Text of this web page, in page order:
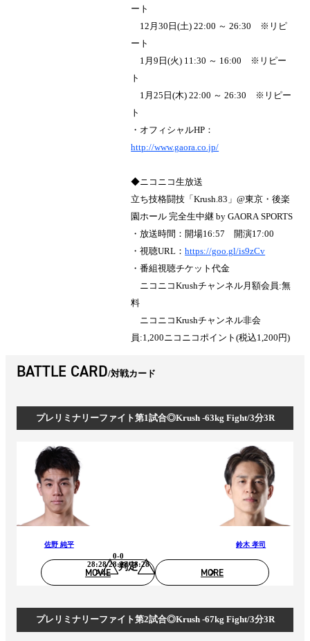
ート
12月30日(土) 22:00 ～ 26:30 ※リピ
ート
1月9日(火) 11:30 ～ 16:00 ※リピー
ト
1月25日(木) 22:00 ～ 26:30 ※リピー
ト
・オフィシャルHP：
http://www.gaora.co.jp/
◆ニコニコ生放送
立ち技格闘技「Krush.83」@東京・後楽
園ホール 完全生中継 by GAORA SPORTS
・放送時間：開場16:57 開演17:00
・視聴URL：https://goo.gl/is9zCv
・番組視聴チケット代金
ニコニコKrushチャンネル月額会員:無
料
ニコニコKrushチャンネル非会
員:1,200ニコニコポイント(税込1,200円)
BATTLE CARD 対戦カード
プレリミナリーファイト第1試合◎Krush -63kg Fight/3分3R
佐野 純平
判定
0-0
28:28/28:28/28:28
鈴木 孝司
MOVIE MORE
プレリミナリーファイト第2試合◎Krush -67kg Fight/3分3R